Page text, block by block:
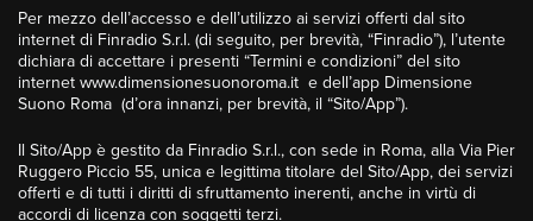
Per mezzo dell’accesso e dell’utilizzo ai servizi offerti dal sito
internet di Finradio S.r.l. (di seguito, per brevità, “Finradio”), l’utente
dichiara di accettare i presenti “Termini e condizioni” del sito
internet www.dimensionesuonoroma.it e dell’app Dimensione
Suono Roma (d’ora innanzi, per brevità, il “Sito/App”).
Il Sito/App è gestito da Finradio S.r.l., con sede in Roma, alla Via Pier
Ruggero Piccio 55, unica e legittima titolare del Sito/App, dei servizi
offerti e di tutti i diritti di sfruttamento inerenti, anche in virtù di
accordi di licenza con soggetti terzi.